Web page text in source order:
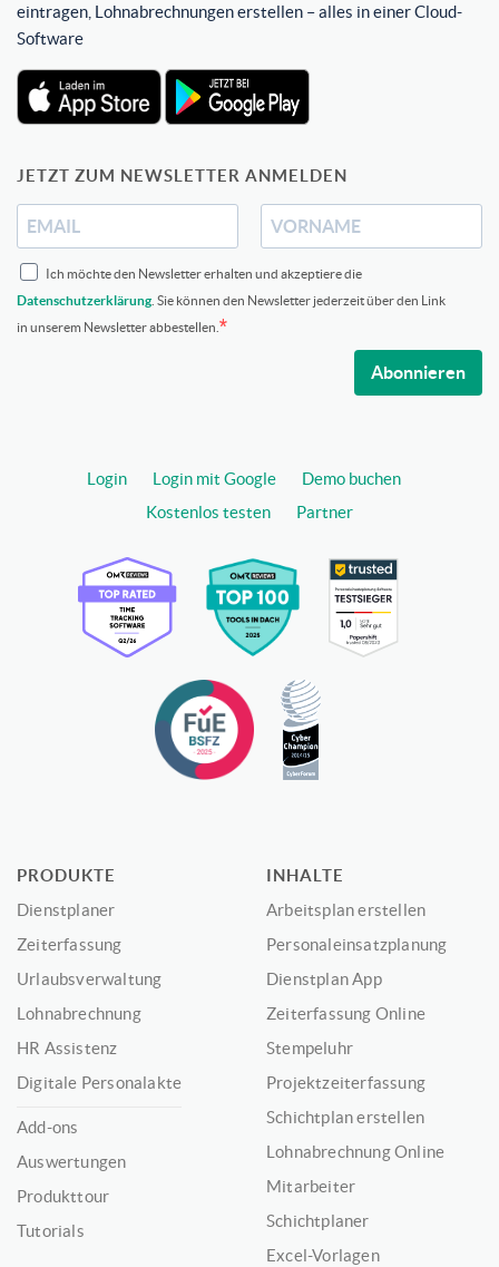
eintragen, Lohnabrechnungen erstellen – alles in einer Cloud-
Software
JETZT ZUM NEWSLETTER ANMELDEN
Ich möchte den Newsletter erhalten und akzeptiere die
Datenschutzerklärung . Sie können den Newsletter jederzeit über den Link
in unserem Newsletter abbestellen.
Abonnieren
Login Login mit Google
Demo buchen
Kostenlos testen
Partner
PRODUKTE
Dienstplaner
Zeiterfassung
Urlaubsverwaltung
Lohnabrechnung
HR Assistenz
Digitale Personalakte
Add-ons
Auswertungen
Produkttour
Tutorials
INHALTE
Arbeitsplan erstellen
Personaleinsatzplanung
Dienstplan App
Zeiterfassung Online
Stempeluhr
Projektzeiterfassung
Schichtplan erstellen
Lohnabrechnung Online
Mitarbeiter
Schichtplaner
Excel-Vorlagen